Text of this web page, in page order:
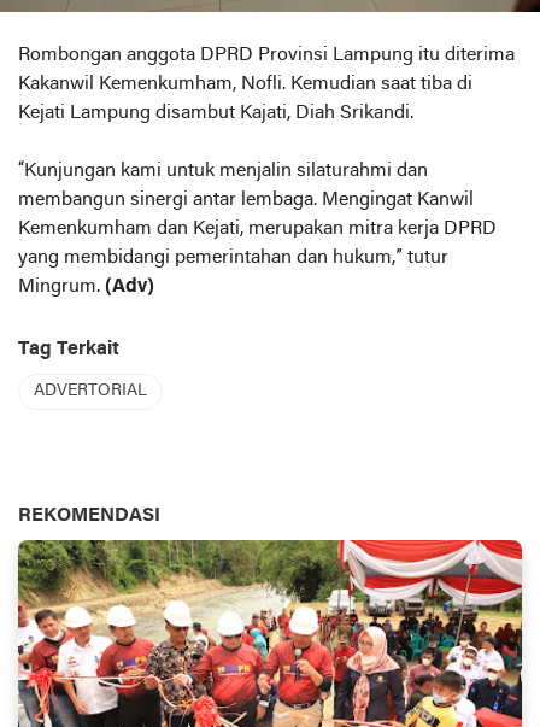
Rombongan anggota DPRD Provinsi Lampung itu diterima
Kakanwil Kemenkumham, Nofli. Kemudian saat tiba di
Kejati Lampung disambut Kajati, Diah Srikandi.
“Kunjungan kami untuk menjalin silaturahmi dan
membangun sinergi antar lembaga. Mengingat Kanwil
Kemenkumham dan Kejati, merupakan mitra kerja DPRD
yang membidangi pemerintahan dan hukum,” tutur
Mingrum. (Adv)
Tag Terkait
ADVERTORIAL
REKOMENDASI